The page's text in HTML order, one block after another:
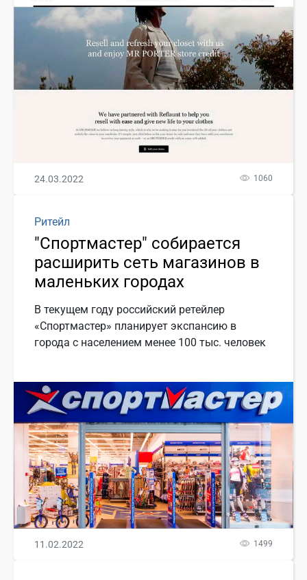
24.03.2022 1060
Ритейл
"Спортмастер" собирается
расширить сеть магазинов в
маленьких городах
В текущем году российский ретейлер
«Спортмастер» планирует экспансию в
города с населением менее 100 тыс. человек
11.02.2022 1499